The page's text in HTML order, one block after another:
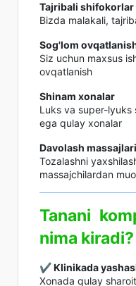
Tajribali shifokorlar
Bizda malakali,
Sog'lom
Siz uchun maxsus
ovqatlanish
Shinam xonalar
Luks va super-
ega qulay xonalar
Davolash massajlari
Tozalashni
massajchilardan
Tanani
nima kiradi?
✔️ Klinikada
Xonada qulay